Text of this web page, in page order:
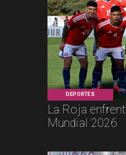
DEPORTES
La Roja
Mundial 2026